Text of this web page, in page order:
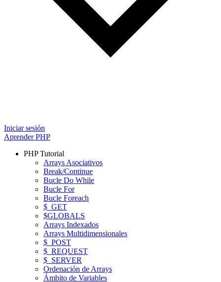
Iniciar sesión
Aprender PHP
PHP Tutorial
Arrays Asociativos
Break/Continue
Bucle Do While
Bucle For
Bucle Foreach
$_GET
$GLOBALS
Arrays Indexados
Arrays Multidimensionales
$_POST
$_REQUEST
$_SERVER
Ordenación de Arrays
Ámbito de Variables